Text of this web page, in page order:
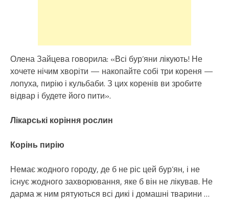
Олена Зайцева говорила: «Всі бур’яни лікують! Не
хочете нічим хворіти — накопайте собі три кореня —
лопуха, пирію і кульбаби. З цих коренів ви зробите
відвар і будете його пити».
Лікарські коріння рослин
Корінь пирію
Немає жодного городу, де б не ріс цей бур’ян, і не
існує жодного захворювання, яке б він не лікував. Не
дарма ж ним рятуються всі дикі і домашні тварини …